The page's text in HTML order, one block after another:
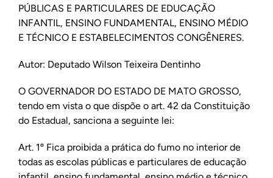
PÚBLICAS E PARTICULARES DE EDUCAÇÃO
INFANTIL, ENSINO FUNDAMENTAL, ENSINO MÉDIO
E TÉCNICO E ESTABELECIMENTOS CONGÊNERES.
Autor: Deputado Wilson Teixeira Dentinho
O GOVERNADOR DO ESTADO DE MATO GROSSO,
tendo em vista o que dispõe o art. 42 da Constituição
do Estadual, sanciona a seguinte lei:
Art. 1º Fica proibida a prática do fumo no interior de
todas as escolas públicas e particulares de educação